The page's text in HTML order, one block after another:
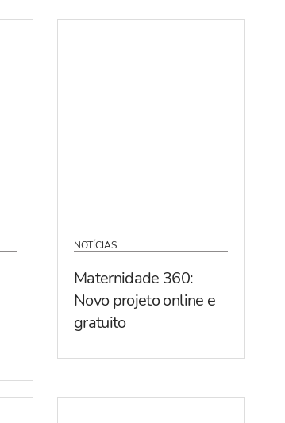
NOTÍCIAS
Maternidade 360:
Novo projeto online e
gratuito